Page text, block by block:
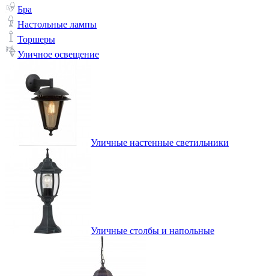
Бра
Настольные лампы
Торшеры
Уличное освещение
Уличные настенные светильники
Уличные столбы и напольные